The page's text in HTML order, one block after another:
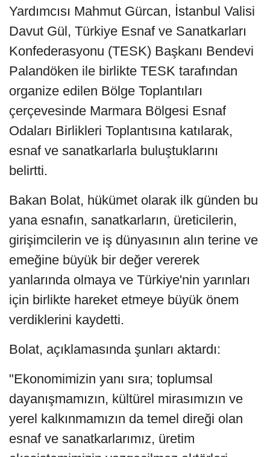
Yardımcısı Mahmut Gürcan, İstanbul Valisi
Davut Gül, Türkiye Esnaf ve Sanatkarları
Konfederasyonu (TESK) Başkanı Bendevi
Palandöken ile birlikte TESK tarafından
organize edilen Bölge Toplantıları
çerçevesinde Marmara Bölgesi Esnaf
Odaları Birlikleri Toplantısına katılarak,
esnaf ve sanatkarlarla buluştuklarını
belirtti.
Bakan Bolat, hükümet olarak ilk günden bu
yana esnafın, sanatkarların, üreticilerin,
girişimcilerin ve iş dünyasının alın terine ve
emeğine büyük bir değer vererek
yanlarında olmaya ve Türkiye'nin yarınları
için birlikte hareket etmeye büyük önem
verdiklerini kaydetti.
Bolat, açıklamasında şunları aktardı:
"Ekonomimizin yanı sıra; toplumsal
dayanışmamızın, kültürel mirasımızın ve
yerel kalkınmamızın da temel direği olan
esnaf ve sanatkarlarımız, üretim